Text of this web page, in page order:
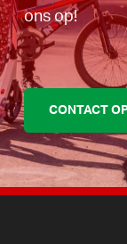
ons op!
CONTACT